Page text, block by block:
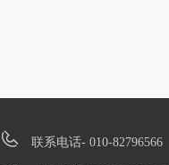
联系电话- 010-82796566